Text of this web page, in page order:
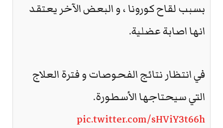
بسبب لقاح كورونا ، و البعض الآخر يعتقد
انها اصابة عضلية.
في انتظار نتائج الفحوصات و فترة العلاج
التي سيحتاجها الأسطورة.
pic.twitter.com/sHViY3t66h